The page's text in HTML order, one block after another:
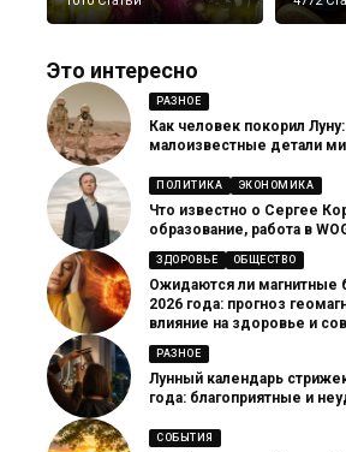
Это интересно
РАЗНОЕ
Как человек покорил
малоизвестные детали
ПОЛИТИКА ЭКОНОМИКА
Что известно о Сергее
образование, работа в
ЗДОРОВЬЕ ОБЩЕСТВО
Ожидаются ли магнитные
2026 года: прогноз
влияние на здоровье и
РАЗНОЕ
Лунный календарь
года: благоприятные и
СОБЫТИЯ